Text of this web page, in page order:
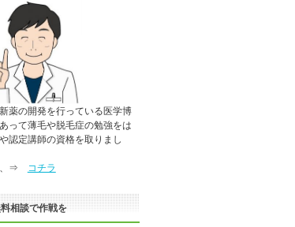
薬の開発を行っている医学博
って薄毛や脱毛症の勉強をは
認定講師の資格を取りまし
、⇒ コチラ
相談で作戦を